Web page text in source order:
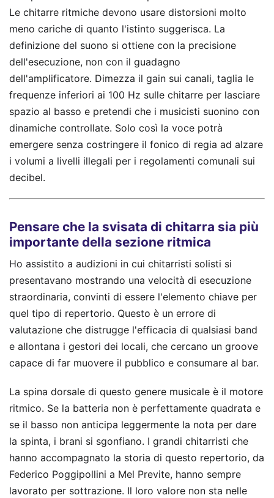
Le chitarre ritmiche devono usare distorsioni molto
meno cariche di quanto l'istinto suggerisca. La
definizione del suono si ottiene con la precisione
dell'esecuzione, non con il guadagno
dell'amplificatore. Dimezza il gain sui canali, taglia le
frequenze inferiori ai 100 Hz sulle chitarre per lasciare
spazio al basso e pretendi che i musicisti suonino con
dinamiche controllate. Solo così la voce potrà
emergere senza costringere il fonico di regia ad alzare
i volumi a livelli illegali per i regolamenti comunali sui
decibel.
Pensare che la svisata di chitarra sia più
importante della sezione ritmica
Ho assistito a audizioni in cui chitarristi solisti si
presentavano mostrando una velocità di esecuzione
straordinaria, convinti di essere l'elemento chiave per
quel tipo di repertorio. Questo è un errore di
valutazione che distrugge l'efficacia di qualsiasi band
e allontana i gestori dei locali, che cercano un groove
capace di far muovere il pubblico e consumare al bar.
La spina dorsale di questo genere musicale è il motore
ritmico. Se la batteria non è perfettamente quadrata e
se il basso non anticipa leggermente la nota per dare
la spinta, i brani si sgonfiano. I grandi chitarristi che
hanno accompagnato la storia di questo repertorio, da
Federico Poggipollini a Mel Previte, hanno sempre
lavorato per sottrazione. Il loro valore non sta nelle